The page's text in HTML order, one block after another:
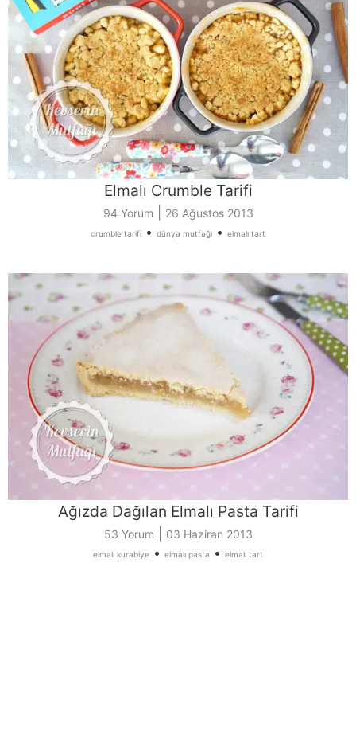
Elmalı Crumble Tarifi
94 Yorum 26 Ağustos 2013
crumble tarifi • dünya mutfağı • elmalı tart
Ağızda Dağılan Elmalı Pasta Tarifi
53 Yorum 03 Haziran 2013
elmalı kurabiye • elmalı pasta • elmalı tart